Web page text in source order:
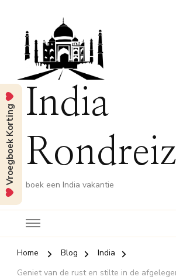
India
boek een India vakantie
Home Blog
India
Geniet van de rust en stilte in de
Vroegboek Korting